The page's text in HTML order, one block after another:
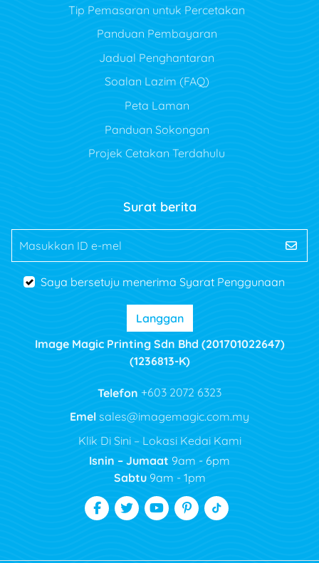
Tip Pemasaran untuk Percetakan
Panduan Pembayaran
Jadual Penghantaran
Soalan Lazim (FAQ)
Peta Laman
Panduan Sokongan
Projek Cetakan Terdahulu
Surat berita
Masukkan ID e-mel
Saya bersetuju menerima Syarat Penggunaan
Langgan
Image Magic Printing Sdn Bhd (201701022647)
(1236813-K)
Telefon +603 2072 6323
Emel sales@imagemagic.com.my
Klik Di Sini – Lokasi Kedai Kami
Isnin – Jumaat 9am - 6pm
Sabtu9am - 1pm